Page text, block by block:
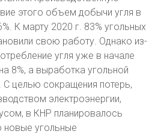
этого объем добычи угля в
К марту 2020 г. 83% угольных
свою работу. Однако из-
угля уже в начале
8%, а выработка угольной
С целью сокращения потерь,
электроэнергии,
в КНР планировалось
новые угольные